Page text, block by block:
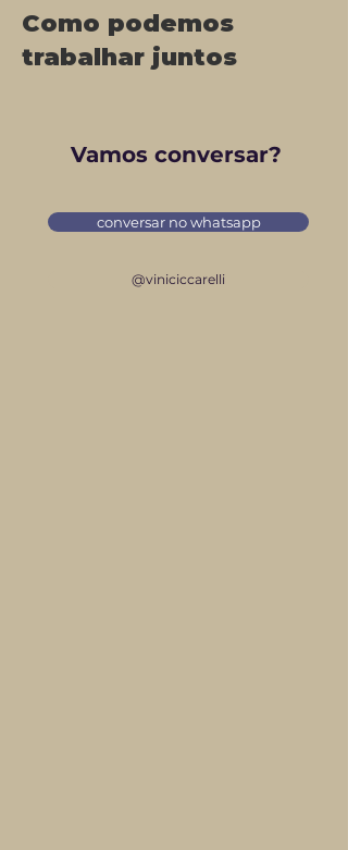
Como podemos
trabalhar juntos
Vamos conversar?
conversar no whatsapp
@viniciccarelli